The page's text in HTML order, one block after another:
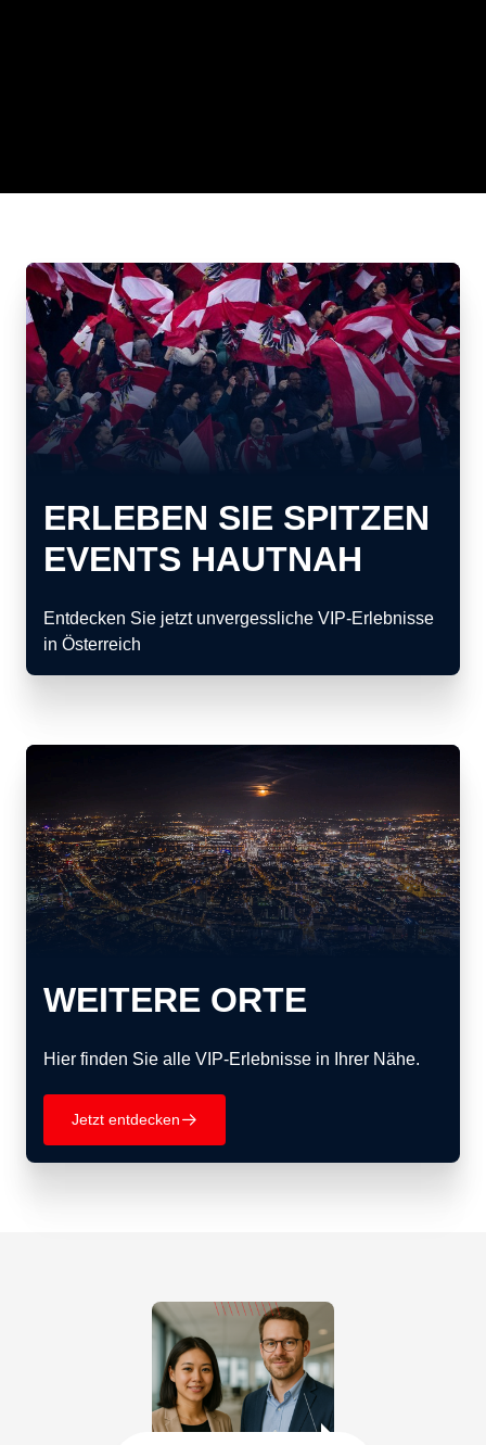
ERLEBEN SIE SPITZEN
EVENTS HAUTNAH
Entdecken Sie jetzt unvergessliche VIP-Erlebnisse
in Österreich
WEITERE ORTE
Hier finden Sie alle VIP-Erlebnisse in Ihrer Nähe.
Jetzt entdecken􀄫